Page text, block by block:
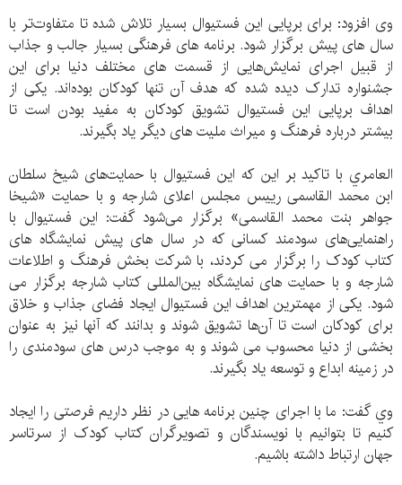
وی افزود: برای برپایی این فستیوال بسیار تلاش شده تا متفاوت‌تر با
سال های پیش برگزار شود. برنامه های فرهنگی بسیار جالب و جذاب
از قبیل اجرای نمایش‌هایی از قسمت های مختلف دنیا برای این
جشنواره تدارک دیده شده كه هدف آن تنها کودکان بوده‌اند. یکی از
اهداف برپایی این فستیوال تشویق کودکان به مفید بودن است تا
بیشتر درباره فرهنگ و میراث ملیت های دیگر یاد بگیرند.
العامري با تاكيد بر اين كه این فستیوال با حمایت‌های شیخ سلطان
ابن محمد القاسمی رییس مجلس اعلای شارجه و با حمایت «شیخا
جواهر بنت محمد القاسمی» برگزار می‌شود گفت: این فستیوال با
راهنمایی‌های سودمند کسانی که در سال های پیش نمایشگاه های
کتاب کودک را برگزار می کردند، با شرکت بخش فرهنگ و اطلاعات
شارجه و با حمایت های نمایشگاه بین‌المللی کتاب شارجه برگزار می
شود. یکی از مهمترین اهداف این فستیوال ایجاد فضای جذاب و خلاق
برای کودکان است تا آن‌ها تشویق شوند و بدانند که آنها نیز به عنوان
بخشی از دنیا محسوب می شوند و به موجب درس های سودمندی را
در زمینه ابداع و توسعه یاد بگیرند.
وي گفت: ما با اجرای چنین برنامه هایی در نظر داریم فرصتی را ایجاد
کنیم تا بتوانیم با نویسندگان و تصویرگران کتاب کودک از سرتاسر
جهان ارتباط داشته باشیم.